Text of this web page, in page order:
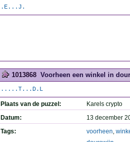
.E...J.
1013868 Voorheen een winkel in
.....T...D.L
Plaats van de puzzel:
Karels crypto
Datum:
13 december
Tags:
voorheen,